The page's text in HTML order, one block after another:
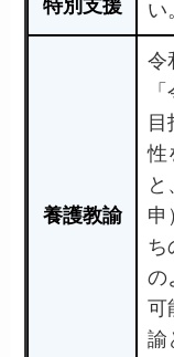
い
特別支援
養護教諭
令
目
性
申
ち
の
可
諭